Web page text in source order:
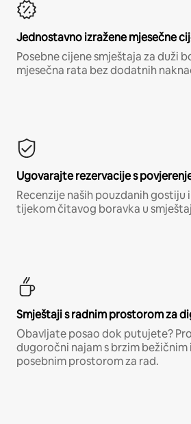
Jednostavno izražene mjesečne
Posebne cijene smještaja za duži
mjesečna rata bez dodatnih
Ugovarajte rezervacije s
Recenzije naših pouzdanih gostiju
tijekom čitavog boravka u
Smještaji s radnim prostorom za
Obavljate posao dok putujete?
dugoročni najam s brzim
posebnim prostorom za rad.